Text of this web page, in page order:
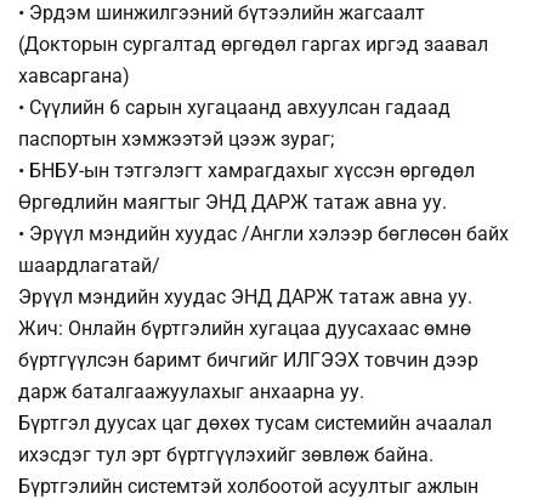
• Эрдэм шинжилгээний бүтээлийн жагсаалт
(Докторын сургалтад өргөдөл гаргах иргэд заавал
хавсаргана)
• Сүүлийн 6 сарын хугацаанд авхуулсан гадаад
паспортын хэмжээтэй цээж зураг;
• БНБУ-ын тэтгэлэгт хамрагдахыг хүссэн өргөдөл
Өргөдлийн маягтыг ЭНД ДАРЖ татаж авна уу.
• Эрүүл мэндийн хуудас /Англи хэлээр бөглөсөн байх
шаардлагатай/
Эрүүл мэндийн хуудас ЭНД ДАРЖ татаж авна уу.
Жич: Онлайн бүртгэлийн хугацаа дуусахаас өмнө
бүртгүүлсэн баримт бичгийг ИЛГЭЭХ товчин дээр
дарж баталгаажуулахыг анхаарна уу.
Бүртгэл дуусах цаг дөхөх тусам системийн ачаалал
ихэсдэг тул эрт бүртгүүлэхийг зөвлөж байна.
Бүртгэлийн системтэй холбоотой асуултыг ажлын